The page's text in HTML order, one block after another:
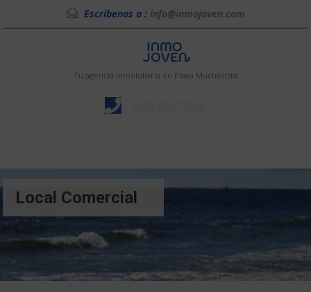
Escríbenos a : info@inmojoven.com
Tu agencia inmobiliaria en Playa Muchavista
Local Comercial